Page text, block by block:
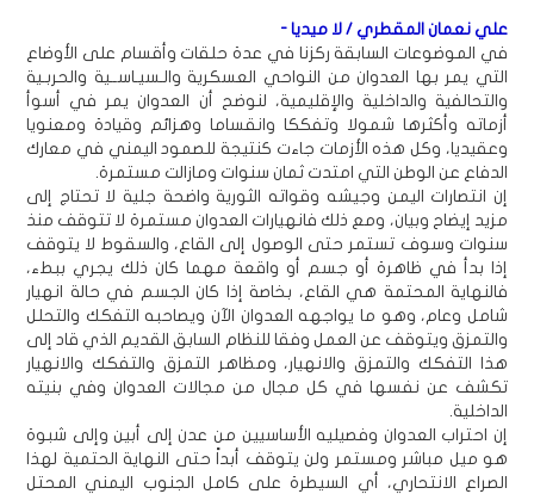
علي نعمان المقطري / لا ميديا -
في الموضوعات السابقة ركزنا في عدة حلقات وأقسام على الأوضاع
التي يمر بها العدوان من النواحي العسكرية والـسيـاســية والحربـية
والتحالفية والداخلية والإقليمية، لنوضح أن العدوان يمر في أسوأ
أزماته وأكثرها شمولا وتفككا وانقساما وهزائم وقيادة ومعنويا
وعقيديا، وكل هذه الأزمات جاءت كنتيجة للصمود اليمني في معارك
الدفاع عن الوطن التي امتدت ثمان سنوات ومازالت مستمرة.
إن انتصارات اليمن وجيشه وقواته الثورية واضحة جلية لا تحتاج إلى
مزيد إيضاح وبيان، ومع ذلك فانهيارات العدوان مستمرة لا تتوقف منذ
سنوات وسوف تستمر حتى الوصول إلى القاع، والسقوط لا يتوقف
إذا بدأ في ظاهرة أو جسم أو واقعة مهما كان ذلك يجري ببطء،
فالنهاية المحتمة هي القاع، بخاصة إذا كان الجسم في حالة انهيار
شامل وعام، وهو ما يواجهه العدوان الآن ويصاحبه التفكك والتحلل
والتمزق ويتوقف عن العمل وفقا للنظام السابق القديم الذي قاد إلى
هذا التفكك والتمزق والانهيار، ومظاهر التمزق والتفكك والانهيار
تكشف عن نفسها في كل مجال من مجالات العدوان وفي بنيته
الداخلية.
إن احتراب العدوان وفصيليه الأساسيين من عدن إلى أبين وإلى شبوة
هو ميل مباشر ومستمر ولن يتوقف أبداً حتى النهاية الحتمية لهذا
الصراع الانتحاري، أي السيطرة على كامل الجنوب اليمني المحتل